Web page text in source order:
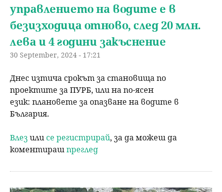
управлението на водите е в
безизходица отново, след 20 млн.
лева и 4 години закъснение
30 September, 2024 - 17:21
Днес изтича срокът за становища по
проектите за ПУРБ, или на по-ясен
език: плановете за опазване на водите в
България.
Влезили се регистрирай, за да можеш да
коментирашпреглед